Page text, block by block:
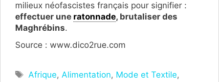
milieux néofascistes français pour signifier :
effectuer une ratonnade, brutaliser des
Maghrébins.
Source : www.dico2rue.com
Étiquettes
Afrique, Alimentation, Mode et Textile,